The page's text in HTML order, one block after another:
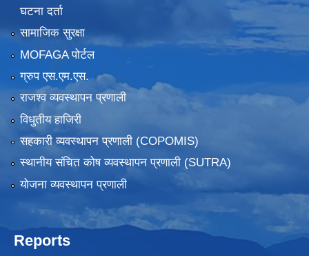
घटना दर्ता
सामाजिक सुरक्षा
MOFAGA पोर्टल
ग्रुप एस.एम.एस.
राजश्व व्यवस्थापन प्रणाली
विधुतीय हाजिरी
सहकारी व्यवस्थापन प्रणाली (COPOMIS)
स्थानीय संचित कोष व्यवस्थापन प्रणाली (SUTRA)
योजना व्यवस्थापन प्रणाली
Reports